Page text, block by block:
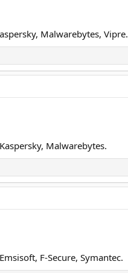
Malwarebytes, Vipre.
Malwarebytes.
F-Secure, Symantec.